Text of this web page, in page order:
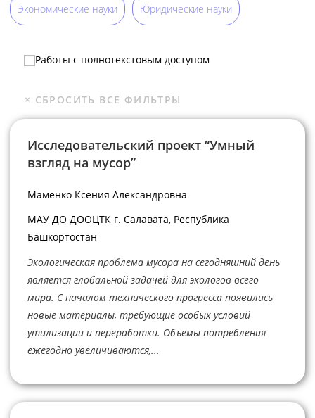
Экономические науки Юридические науки
Работы с полнотекстовым доступом
Исследовательский проект “Умный
взгляд на мусор”
Маменко Ксения Александровна
МАУ ДО ДООЦТК г. Салавата, Республика
Башкортостан
Экологическая проблема мусора на сегодняшний день
является глобальной задачей для экологов всего
мира. С началом технического прогресса появились
новые материалы, требующие особых условий
утилизации и переработки. Объемы потребления
ежегодно увеличиваются,...